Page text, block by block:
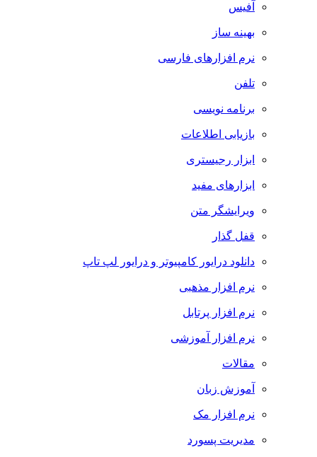
آفیس
بهینه ساز
نرم افزارهای فارسی
تلفن
برنامه نویسی
بازیابی اطلاعات
ابزار رجیستری
ابزارهای مفید
ویرایشگر متن
قفل گذار
دانلود درایور کامپیوتر و درایور لپ تاپ
نرم افزار مذهبی
نرم افزار پرتابل
نرم افزار آموزشی
مقالات
آموزش زبان
نرم افزار مک
مدیریت پسورد